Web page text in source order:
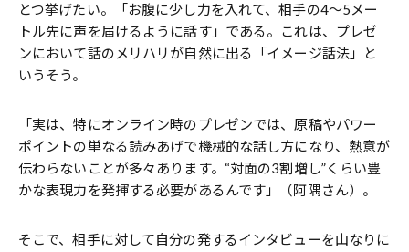
とつ挙げたい。「お腹に少し力を入れて、相手の4～5メー
トル先に声を届けるように話す」である。これは、プレゼ
ンにおいて話のメリハリが自然に出る「イメージ話法」と
いうそう。
「実は、特にオンライン時のプレゼンでは、原稿やパワー
ポイントの単なる読みあげで機械的な話し方になり、熱意が
伝わらないことが多々あります。“対面の3割増し”くらい豊
かな表現力を発揮する必要があるんです」（阿隅さん）。
そこで、相手に対して自分の発するインタビューを山なりに